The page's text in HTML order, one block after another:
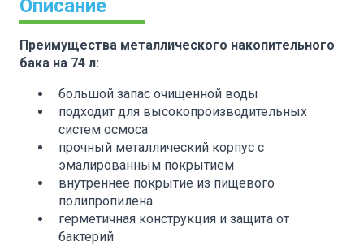
Описание
Преимущества металлического накопительного
бака на 74 л:
большой запас очищенной воды
подходит для высокопроизводительных
систем осмоса
прочный металлический корпус с
эмалированным покрытием
внутреннее покрытие из пищевого
полипропилена
герметичная конструкция и защита от
бактерий